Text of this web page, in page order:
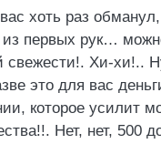
хоть раз
первых рук…
свежести!. Хи-хи!..
это для вас
которое усилит
Нет, нет, 500